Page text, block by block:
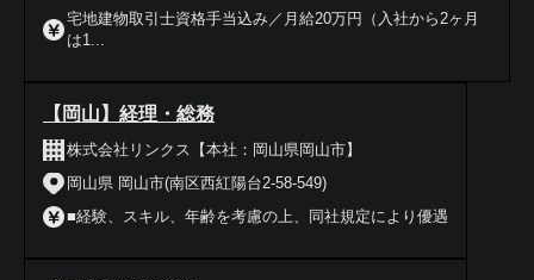
宅地建物取引士資格手当込み／月給20万円（入社から2ヶ月
は1...
【岡山】経理・総務
株式会社リンクス【本社：岡山県岡山市】
岡山県 岡山市(南区西紅陽台2-58-549)
■経験、スキル、年齢を考慮の上、同社規定により優遇